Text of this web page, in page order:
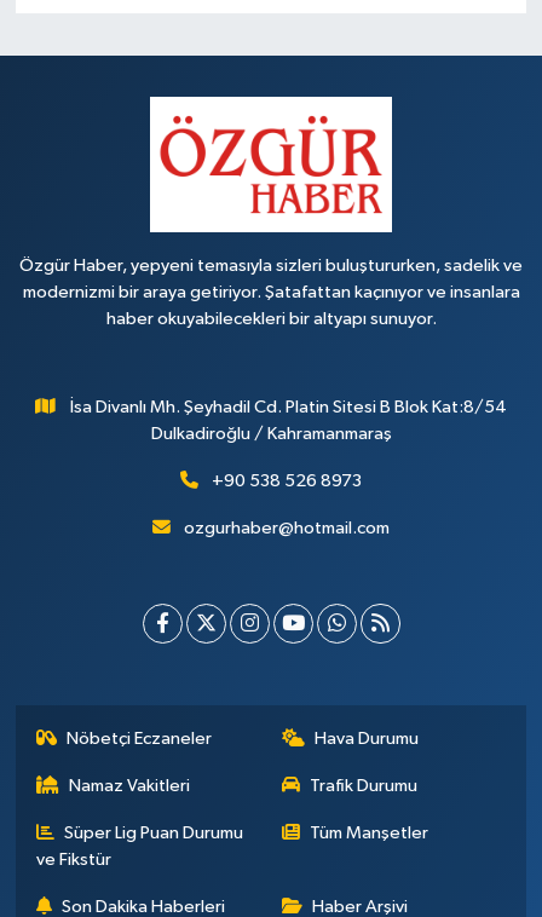
Özgür Haber, yepyeni temasıyla sizleri buluştururken, sadelik ve
modernizmi bir araya getiriyor. Şatafattan kaçınıyor ve insanlara
haber okuyabilecekleri bir altyapı sunuyor.
İsa Divanlı Mh. Şeyhadil Cd. Platin Sitesi B Blok Kat:8/54
Dulkadiroğlu / Kahramanmaraş
+90 538 526 8973
ozgurhaber@hotmail.com
Nöbetçi Eczaneler Hava Durumu
Namaz Vakitleri Trafik Durumu
Süper Lig Puan Durumu
ve Fikstür
Tüm Manşetler
Son Dakika Haberleri Haber Arşivi